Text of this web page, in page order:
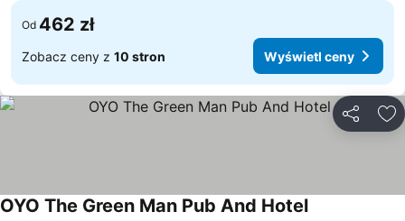
Od 462 zł
Zobacz ceny z 10 stron Wyświetl ceny
OYO The Green Man Pub And HotelWyświetl ceny